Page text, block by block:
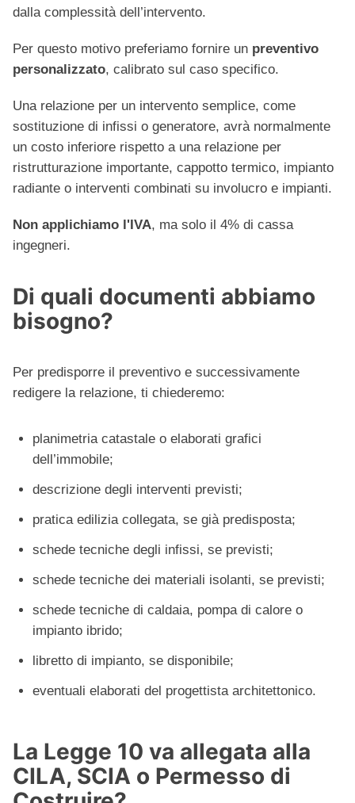
dalla complessità dell’intervento.
Per questo motivo preferiamo fornire un preventivo
personalizzato, calibrato sul caso specifico.
Una relazione per un intervento semplice, come
sostituzione di infissi o generatore, avrà normalmente
un costo inferiore rispetto a una relazione per
ristrutturazione importante, cappotto termico, impianto
radiante o interventi combinati su involucro e impianti.
Non applichiamo l'IVA, ma solo il 4% di cassa
ingegneri.
Di quali documenti abbiamo
bisogno?
Per predisporre il preventivo e successivamente
redigere la relazione, ti chiederemo:
planimetria catastale o elaborati grafici
dell’immobile;
descrizione degli interventi previsti;
pratica edilizia collegata, se già predisposta;
schede tecniche degli infissi, se previsti;
schede tecniche dei materiali isolanti, se previsti;
schede tecniche di caldaia, pompa di calore o
impianto ibrido;
libretto di impianto, se disponibile;
eventuali elaborati del progettista architettonico.
La Legge 10 va allegata alla
CILA, SCIA o Permesso di